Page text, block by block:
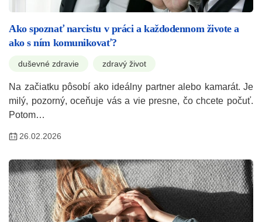
Ako spoznať narcistu v práci a každodennom živote a
ako s ním komunikovať?
duševné zdravie zdravý život
Na začiatku pôsobí ako ideálny partner alebo kamarát. Je
milý, pozorný, oceňuje vás a vie presne, čo chcete počuť.
Potom…
26.02.2026